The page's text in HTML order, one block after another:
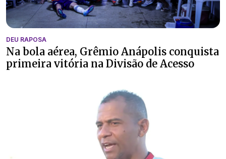
DEU RAPOSA
Na bola aérea, Grêmio Anápolis conquista
primeira vitória na Divisão de Acesso